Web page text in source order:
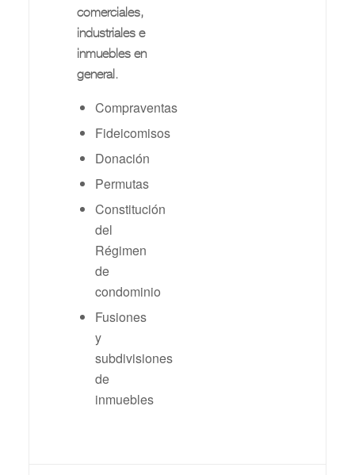
comerciales,
industriales e
inmuebles en
general.
Compraventas
Fideicomisos
Donación
Permutas
Constitución
del
Régimen
de
condominio
Fusiones
y
subdivisiones
de
inmuebles